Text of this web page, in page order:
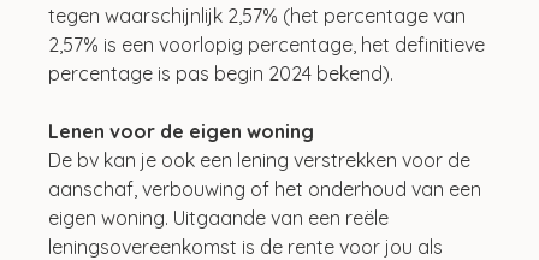
tegen waarschijnlijk 2,57% (het percentage van
2,57% is een voorlopig percentage, het definitieve
percentage is pas begin 2024 bekend).
Lenen voor de eigen woning
De bv kan je ook een lening verstrekken voor de
aanschaf, verbouwing of het onderhoud van een
eigen woning. Uitgaande van een reële
leningsovereenkomst is de rente voor jou als